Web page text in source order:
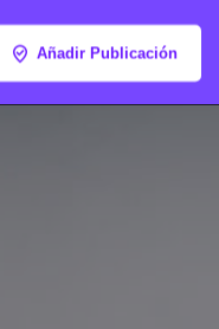
Añadir Publicación